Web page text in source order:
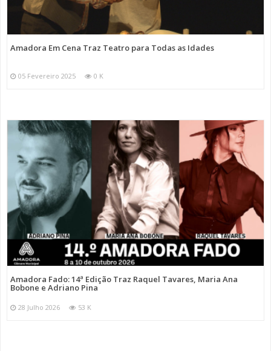
Amadora Em Cena Traz Teatro para Todas as Idades
05 Fevereiro 2025 0 K
Amadora Fado: 14ª Edição Traz Raquel Tavares, Maria Ana
Bobone e Adriano Pina
28 Julho 2026 53 K